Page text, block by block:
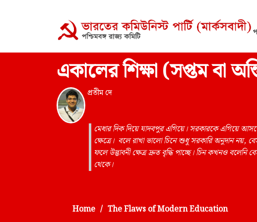
একালের শিক্ষা (সপ্তম বা
প্রতীম দে
মেধার দিক দিয়ে যাদবপুর এগিয়ে। সরকারকে এগিয়ে
ক্ষেত্রে। বলে রাখা ভালো চিনে শুধু সরকারি অনুদান নয়,
ফলে উদ্ভাবনী ক্ষেত্র দ্রুত বৃদ্ধি পাচ্ছে। চিন কখনও বলেনি
থেকে।
Home The Flaws of Modern Education